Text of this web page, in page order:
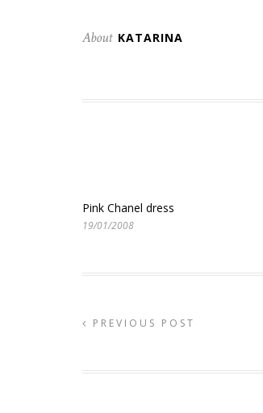
About KATARINA
Pink Chanel dress
19/01/2008
PREVIOUS POST